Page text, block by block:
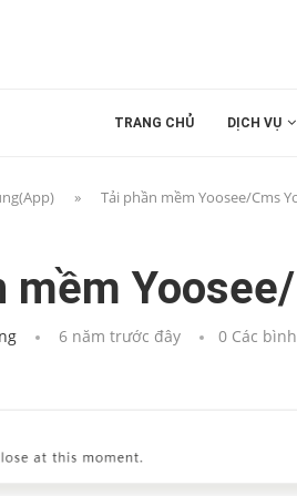
TRANG CHỦ DỊCH VỤ
» Tải phần mềm Yoosee/Cms
mềm
6 năm trước đây 0 Các